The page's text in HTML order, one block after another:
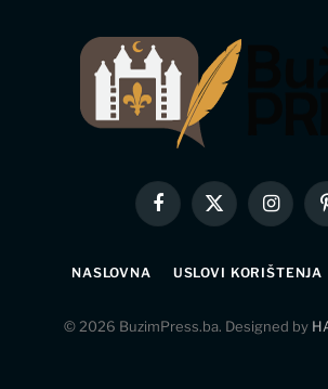
Facebook
X
NASLOVNA USLOVI KORIŠTENJA
© 2026 BuzimPress.ba. Designed by